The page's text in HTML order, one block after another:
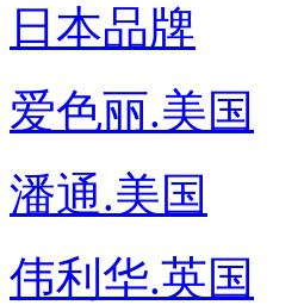
日本品牌
爱色丽.美国
潘通.美国
伟利华.英国